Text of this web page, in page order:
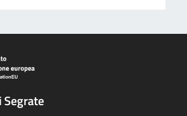
Segrate